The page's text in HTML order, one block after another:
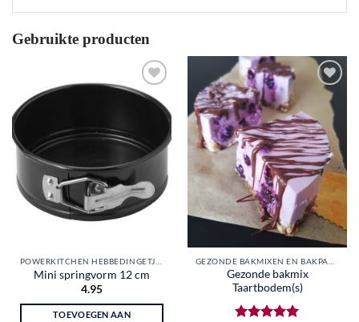
Gebruikte producten
Toevoegen
Mini springvorm 12 cm
4.95
TOEVOEGEN AAN
Toevoegen
wenslijst
Gezonde bakmix
Taartbodem(s)